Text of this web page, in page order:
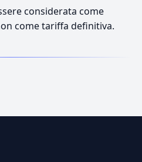
considerata come
come tariffa definitiva.